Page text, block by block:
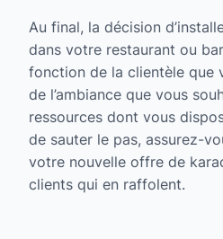
Au final, la décision
dans votre restaurant ou
fonction de la clientèle que
de l’ambiance que vous
ressources dont vous
de sauter le pas, assurez-
votre nouvelle offre de
clients qui en raffolent.